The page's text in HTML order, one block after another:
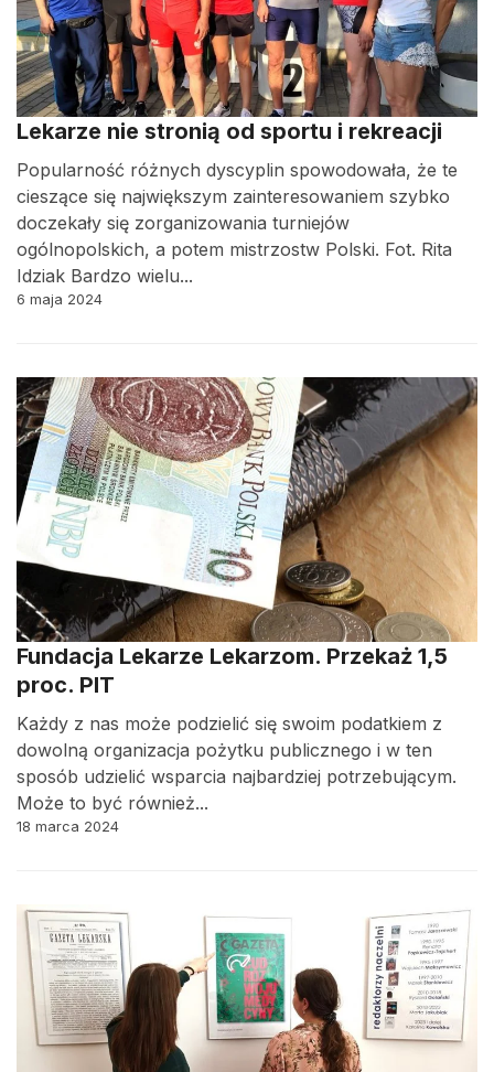
Lekarze nie stronią od sportu i rekreacji
Popularność różnych dyscyplin spowodowała, że te
cieszące się największym zainteresowaniem szybko
doczekały się zorganizowania turniejów
ogólnopolskich, a potem mistrzostw Polski. Fot. Rita
Idziak Bardzo wielu...
6 maja 2024
Fundacja Lekarze Lekarzom. Przekaż 1,5
proc. PIT
Każdy z nas może podzielić się swoim podatkiem z
dowolną organizacja pożytku publicznego i w ten
sposób udzielić wsparcia najbardziej potrzebującym.
Może to być również...
18 marca 2024